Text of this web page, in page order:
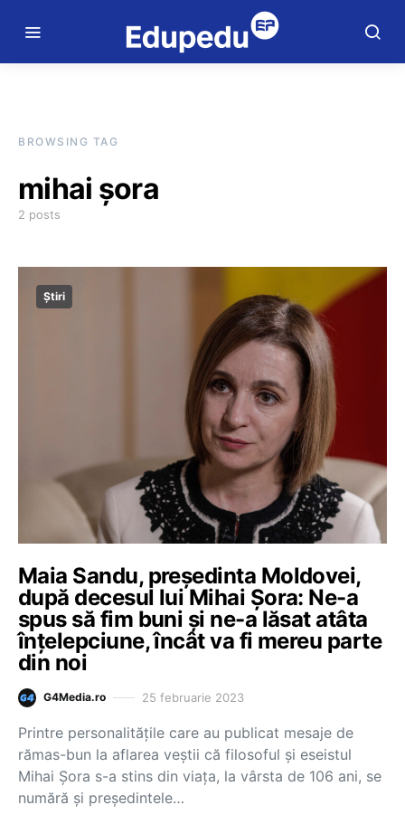
BROWSING TAG
mihai șora
2 posts
Știri
Maia Sandu, președinta Moldovei,
după decesul lui Mihai Șora: Ne-a
spus să fim buni și ne-a lăsat atâta
înțelepciune, încât va fi mereu parte
din noi
G4Media.ro 25 februarie 2023
Printre personalitățile care au publicat mesaje de
rămas-bun la aflarea veștii că filosoful și eseistul
Mihai Șora s-a stins din viața, la vârsta de 106 ani, se
numără și președintele…